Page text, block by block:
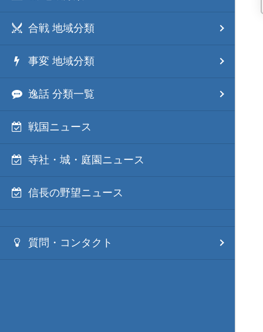
合戦 地域分類
事変 地域分類
逸話 分類一覧
戦国ニュース
寺社・城・庭園ニュース
信長の野望ニュース
質問・コンタクト